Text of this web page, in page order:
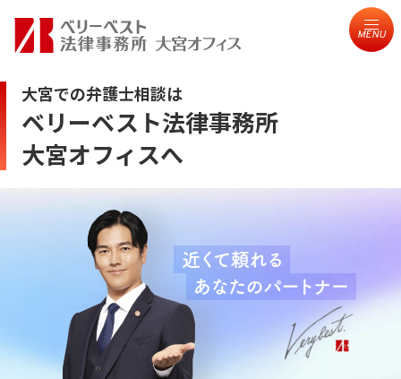
MENU
大宮での弁護士相談は
ベリーベスト法律事務所
大宮オフィスへ